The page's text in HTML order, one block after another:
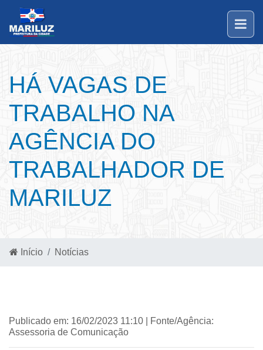
HÁ VAGAS DE
TRABALHO NA
AGÊNCIA DO
TRABALHADOR DE
MARILUZ
Início Notícias
Publicado em: 16/02/2023 11:10 | Fonte/Agência:
Assessoria de Comunicação